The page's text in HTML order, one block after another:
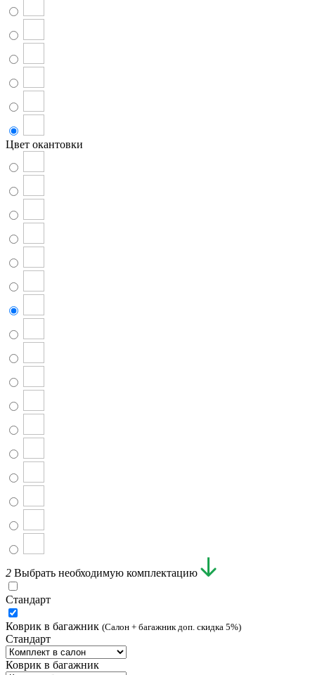
Цвет окантовки
2 Выбрать необходимую комплектацию
Стандарт
Коврик в багажник (Салон + багажник доп. скидка 5%)
Стандарт
Коврик в багажник